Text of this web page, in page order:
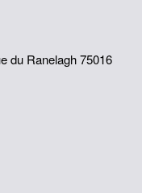
du Ranelagh75016